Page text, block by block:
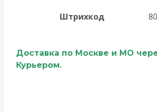
Штрихкод
Доставка по Москве и МО
Курьером.